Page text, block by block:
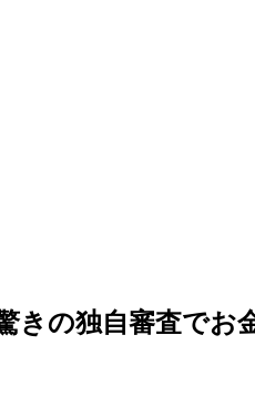
きの独自審査でお